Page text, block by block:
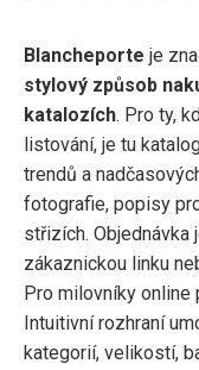
Blancheporte je
stylový způsob
katalozích. Pro ty,
listování, je tu
trendů a
fotografie, popisy
střizích. Objednávka
zákaznickou linku
Pro milovníky online
Intuitivní rozhraní
kategorií, velikostí,